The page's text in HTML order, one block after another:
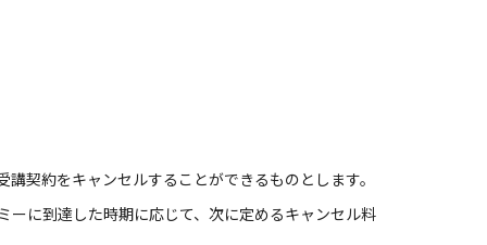
契約をキャンセルすることができるものとします。
に到達した時期に応じて、次に定めるキャンセル料